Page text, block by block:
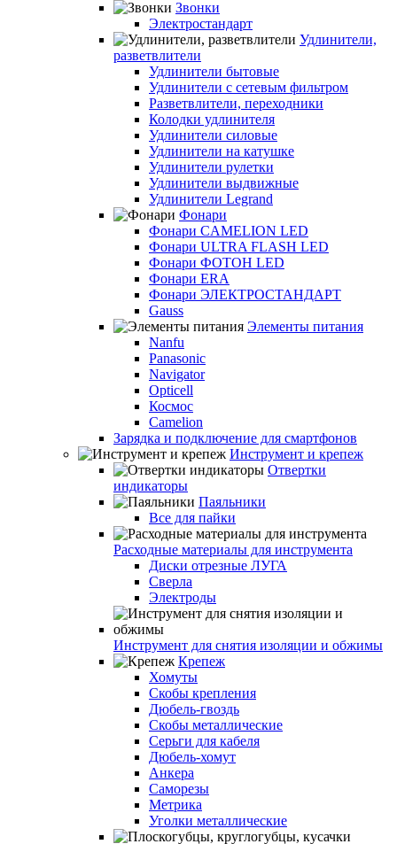
Звонки
Электростандарт
Удлинители,
разветвлители
Удлинители бытовые
Удлинители с сетевым фильтром
Разветвлители, переходники
Колодки удлинителя
Удлинители силовые
Удлинители на катушке
Удлинители рулетки
Удлинители выдвижные
Удлинители Legrand
Фонари
Фонари CAMELION LED
Фонари ULTRA FLASH LED
Фонари ФОТОН LED
Фонари ERA
Фонари ЭЛЕКТРОСТАНДАРТ
Gauss
Элементы питания
Nanfu
Panasonic
Navigator
Opticell
Космос
Camelion
Зарядка и подключение для смартфонов
Инструмент и крепеж
Отвертки
индикаторы
Паяльники
Все для пайки
Расходные материалы для инструмента
Диски отрезные ЛУГА
Сверла
Электроды
Инструмент для снятия изоляции и обжимы
Крепеж
Хомуты
Скобы крепления
Дюбель-гвоздь
Скобы металлические
Серьги для кабеля
Дюбель-хомут
Анкера
Саморезы
Метрика
Уголки металлические